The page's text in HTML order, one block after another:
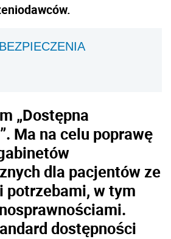
„Dostępna
Ma na celu poprawę
dla pacjentów ze
potrzebami, w tym
dostępności